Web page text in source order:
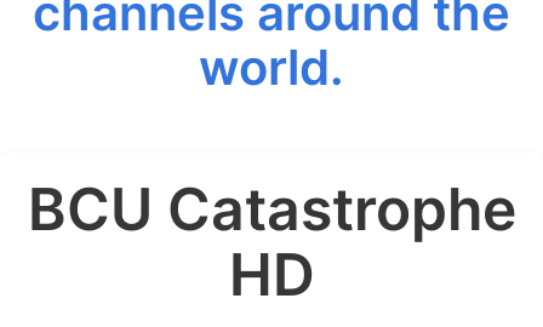
channels around the
world.
BCU Catastrophe
HD